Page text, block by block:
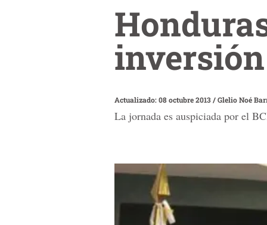
inversión
Actualizado: 08 octubre 2013/Glelio Noé
La jornada es auspiciada por el